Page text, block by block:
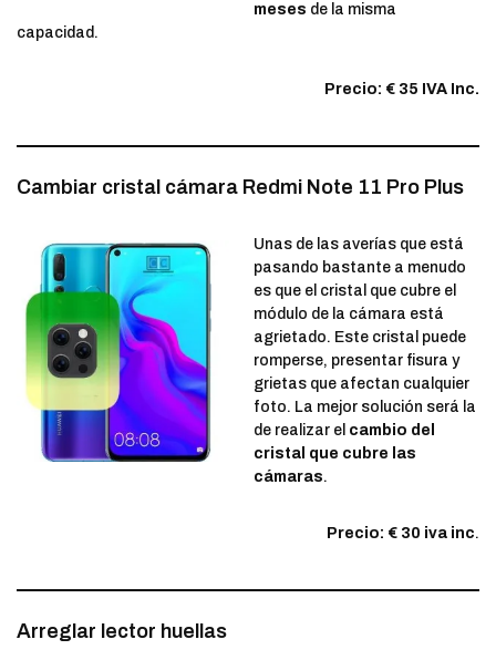
meses de la misma
capacidad.
Precio: € 35 IVA Inc.
Cambiar cristal cámara Redmi Note 11 Pro Plus
Unas de las averías que está
pasando bastante a menudo
es que el cristal que cubre el
módulo de la cámara está
agrietado. Este cristal puede
romperse, presentar fisura y
grietas que afectan cualquier
foto. La mejor solución será la
de realizar el cambio del
cristal que cubre las
cámaras.
Precio: € 30 iva inc.
Arreglar lector huellas